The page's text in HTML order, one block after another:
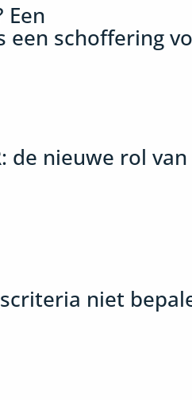
een schoffering
de nieuwe rol
niet